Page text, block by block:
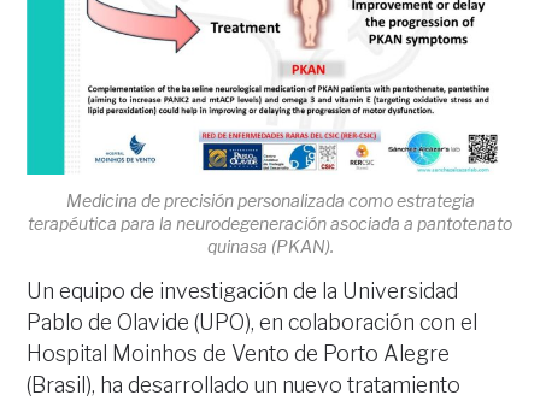
Medicina de precisión personalizada como estrategia
terapéutica para la neurodegeneración asociada a pantotenato
quinasa (PKAN).
Un equipo de investigación de la Universidad
Pablo de Olavide (UPO), en colaboración con el
Hospital Moinhos de Vento de Porto Alegre
(Brasil), ha desarrollado un nuevo tratamiento